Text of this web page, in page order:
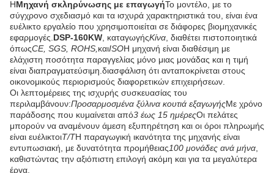
ΗΜηχανή σκληρύνωσης με επαγωγήΤο μοντέλο, με το
σύγχρονο σχεδιασμό και τα ισχυρά χαρακτηριστικά του, είναι ένα
ευέλικτο εργαλείο που χρησιμοποιείται σε διάφορες βιομηχανικές
εφαρμογές. DSP-160KW , καταγωγήςΚίνα , διαθέτει πιστοποιητικά
όπωςCE, SGS, ROHS, καιISOΗ μηχανή είναι διαθέσιμη με
ελάχιστη ποσότητα παραγγελίας μόνο μιας μονάδας και η τιμή
είναι διαπραγματεύσιμη.διασφάλιση ότι ανταποκρίνεται στους
οικονομικούς περιορισμούς διαφορετικών επιχειρήσεων.
Οι λεπτομέρειες της ισχυρής συσκευασίας του
περιλαμβάνουν:Προσαρμοσμένα ξύλινα κουτιά εξαγωγήςΜε χρόνο
παράδοσης που κυμαίνεται από3 έως 15 ημέρεςΟι πελάτες
μπορούν να αναμένουν άμεση εξυπηρέτηση και οι όροι πληρωμής
είναι ευέλικτοιΤ/ΤΗ παραγωγική ικανότητα της μηχανής είναι
εντυπωσιακή, με δυνατότητα προμήθειας100 μονάδες ανά μήνα
καθιστώντας την αξιόπιστη επιλογή ακόμη και για τα μεγαλύτερα
έργα.